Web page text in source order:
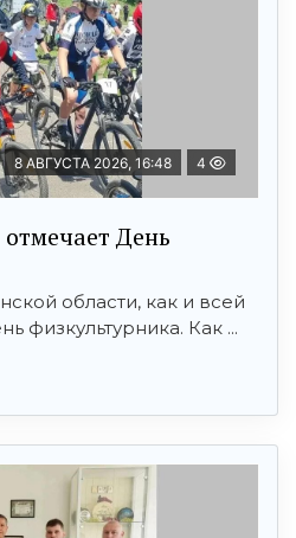
8 АВГУСТА 2026, 16:48 4
День
области, как и всей
физкультурника. Как ...